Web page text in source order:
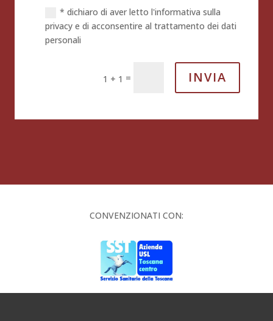
* dichiaro di aver letto l'informativa sulla
privacy e di acconsentire al trattamento dei dati
personali
1 + 1 = INVIA
CONVENZIONATI CON: